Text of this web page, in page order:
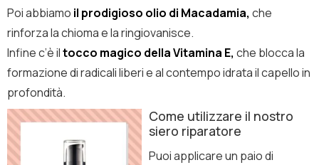
Poi abbiamo il prodigioso olio di Macadamia, che
rinforza la chioma e la ringiovanisce.
Infine c’è iltocco magico della Vitamina E, che blocca la
formazione di radicali liberi e al contempo idrata il capello in
profondità.
Come utilizzare il nostro
siero riparatore
Puoi applicare un paio di